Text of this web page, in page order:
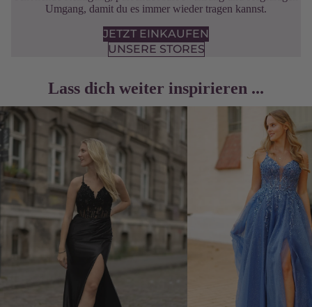
Umgang, damit du es immer wieder tragen kannst.
JETZT EINKAUFEN
UNSERE STORES
Lass dich weiter inspirieren ...
Silvesterkleider Abendkleider für